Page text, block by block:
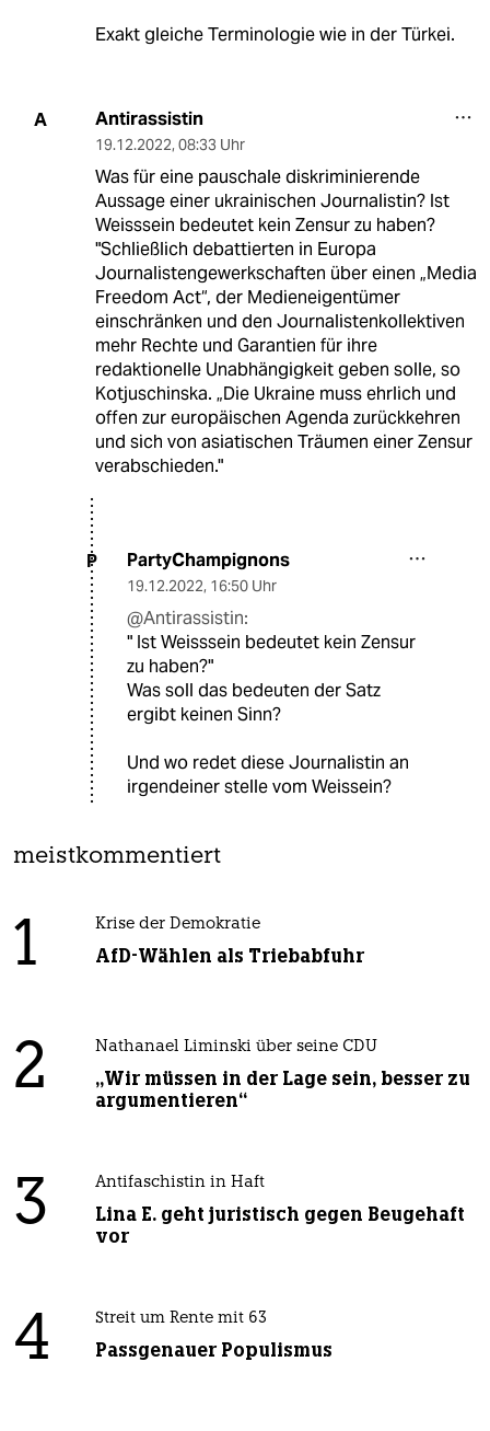
Exakt gleiche Terminologie wie in der Türkei.
A Antirassistin
19.12.2022, 08:33 Uhr
Was für eine pauschale diskriminierende
Aussage einer ukrainischen Journalistin? Ist
Weisssein bedeutet kein Zensur zu haben?
"Schließlich debattierten in Europa
Journalistengewerkschaften über einen „Media
Freedom Act“, der Medien­eigentümer
einschränken und den Journalistenkollektiven
mehr Rechte und Garantien für ihre
redaktionelle Unabhängigkeit geben solle, so
Kotjuschinska. „Die Ukraine muss ehrlich und
offen zur europäischen Agenda zurückkehren
und sich von asiatischen Träumen einer Zensur
verabschieden."
P PartyChampignons
19.12.2022, 16:50 Uhr
@Antirassistin:
" Ist Weisssein bedeutet kein Zensur
zu haben?"
Was soll das bedeuten der Satz
ergibt keinen Sinn?
Und wo redet diese Journalistin an
irgendeiner stelle vom Weissein?
meistkommentiert
1 Krise der Demokratie
AfD-Wählen als Triebabfuhr
2 Nathanael Liminski über seine CDU
„Wir müssen in der Lage sein, besser zu
argumentieren“
3 Antifaschistin in Haft
Lina E. geht juristisch gegen Beugehaft
vor
4 Streit um Rente mit 63
Passgenauer Populismus